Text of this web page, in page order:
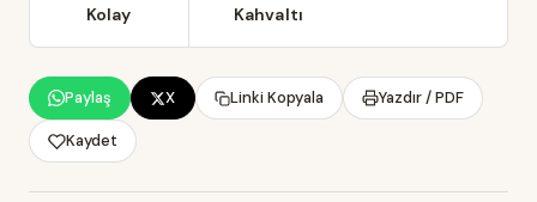
Kolay Kahvaltı
Paylaş X Linki Kopyala Yazdır / PDF
Kaydet